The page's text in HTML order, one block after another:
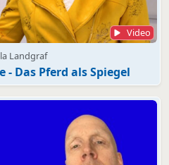
Video
Landgraf
- Das Pferd als Spiegel